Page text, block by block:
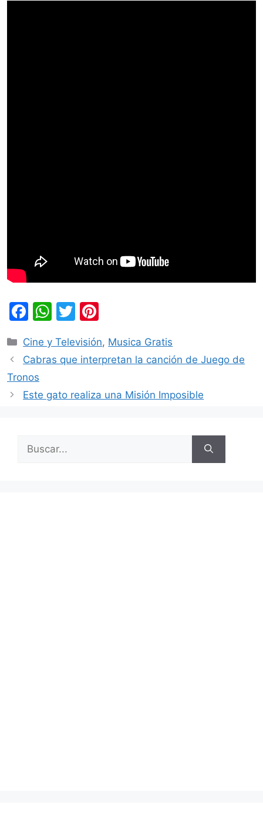
F
c
e
b
o
k
W
at
s
A
p
T
itt
er
er
e
Categorías
Cine y Televisión, Musica Gratis
Cabras que interpretan la canción de Juego de
Tronos
Este gato realiza una Misión Imposible